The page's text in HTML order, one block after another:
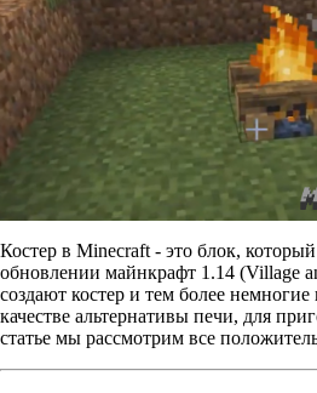
Костер в Minecraft - это блок,
обновлении майнкрафт 1.14 (Village
создают костер и тем более немногие
качестве альтернативы печи, для
статье мы рассмотрим все